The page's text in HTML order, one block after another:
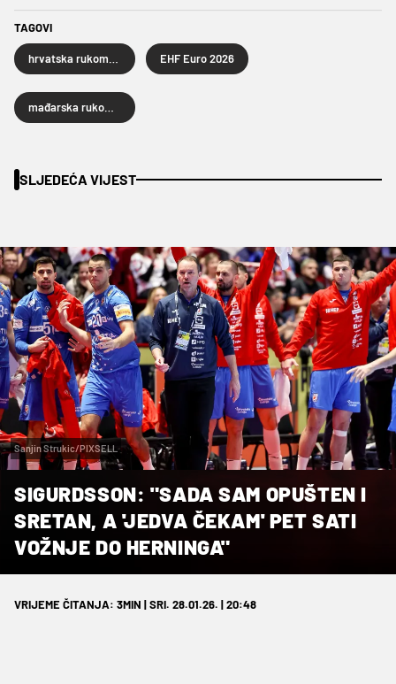
TAGOVI
EHF Euro 2026
SLJEDEĆA VIJEST
Sanjin Strukic/PIXSELL
SIGURDSSON: "SADA SAM OPUŠTEN I
SRETAN, A 'JEDVA ČEKAM' PET SATI
VOŽNJE DO HERNINGA"
VRIJEME ČITANJA: 3MIN | SRI. 28.01.26. | 20:48